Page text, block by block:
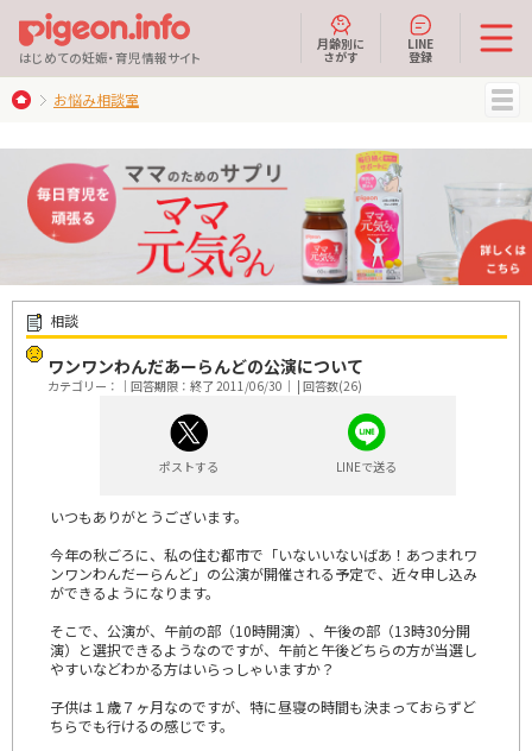
はじめての妊娠・育児情報サイト
月齢別に
さがす
LINE
登録
お悩み相談室
相談
ワンワンわんだあーらんどの公演について
カテゴリー：｜回答期限：終了 2011/06/30｜ | 回答数(26)
ポストする LINEで送る
いつもありがとうございます。
今年の秋ごろに、私の住む都市で「いないいないばあ！あつまれワ
ンワンわんだーらんど」の公演が開催される予定で、近々申し込み
ができるようになります。
そこで、公演が、午前の部（10時開演）、午後の部（13時30分開
演）と選択できるようなのですが、午前と午後どちらの方が当選し
やすいなどわかる方はいらっしゃいますか？
子供は１歳７ヶ月なのですが、特に昼寝の時間も決まっておらずど
ちらでも行けるの感じです。